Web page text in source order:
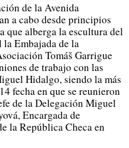
de la Avenida
a cabo desde principios
que alberga la escultura del
Embajada de la
Tomáš Garrigue
de trabajo con las
Hidalgo, siendo la más
fecha en que se reunieron
de la Delegación Miguel
Encargada de
la República Checa en